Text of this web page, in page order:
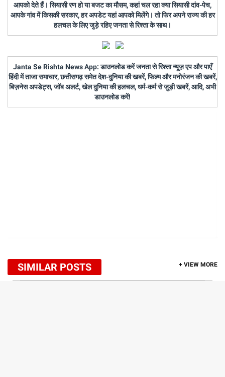
आपको देते हैं। सियासी रण हो या बजट का मौसम, कहां चल रहा क्या सियासी दांव-पेच,
आपके गांव में किसकी सरकार, हर अपडेट यहां आपको मिलेंगे। तो फिर अपने राज्य की हर
हलचल के लिए जुड़े रहिए जनता से रिश्ता के साथ।
Janta Se Rishta News App: डाउनलोड करें जनता से रिश्ता न्यूज़ एप और पाएँ
हिंदी में ताजा समाचार, छत्तीसगढ़ समेत देश-दुनिया की खबरें, फिल्म और मनोरंजन की खबरें,
बिज़नेस अपडेट्स, जॉब अलर्ट, खेल दुनिया की हलचल, धर्म-कर्म से जुड़ी खबरें, आदि, अभी
डाउनलोड करें!
SIMILAR POSTS + VIEW MORE